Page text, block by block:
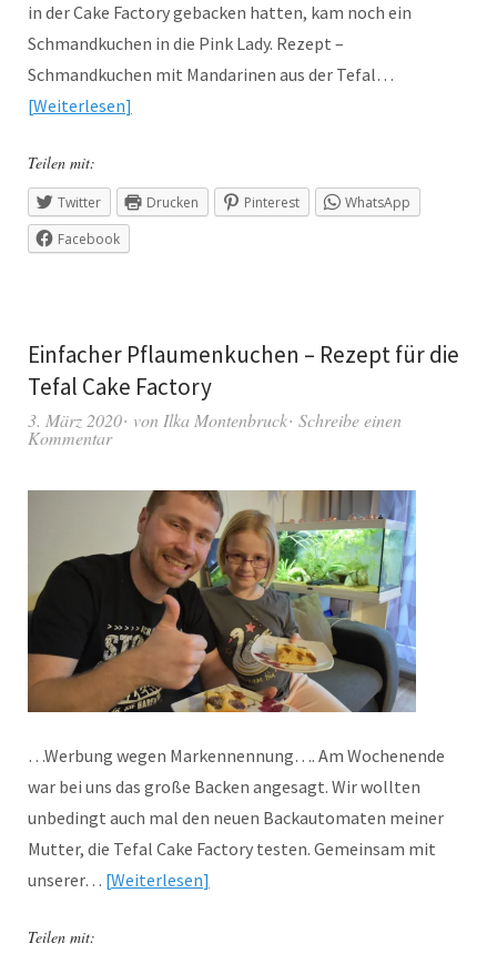
in der Cake Factory gebacken hatten, kam noch ein
Schmandkuchen in die Pink Lady. Rezept –
Schmandkuchen mit Mandarinen aus der Tefal…
Weiterlesen
Teilen mit:
Twitter Drucken Pinterest
WhatsApp
Facebook
Einfacher Pflaumenkuchen – Rezept für die
Tefal Cake Factory
3. März 2020 von Ilka Montenbruck Schreibe einen
Kommentar
…Werbung wegen Markennennung…. Am Wochenende
war bei uns das große Backen angesagt. Wir wollten
unbedingt auch mal den neuen Backautomaten meiner
Mutter, die Tefal Cake Factory testen. Gemeinsam mit
unserer… Weiterlesen
Teilen mit: